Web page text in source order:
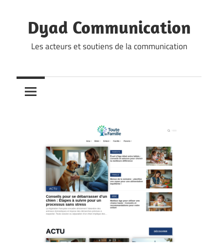
content
Dyad Communication
Les acteurs et soutiens de la communication